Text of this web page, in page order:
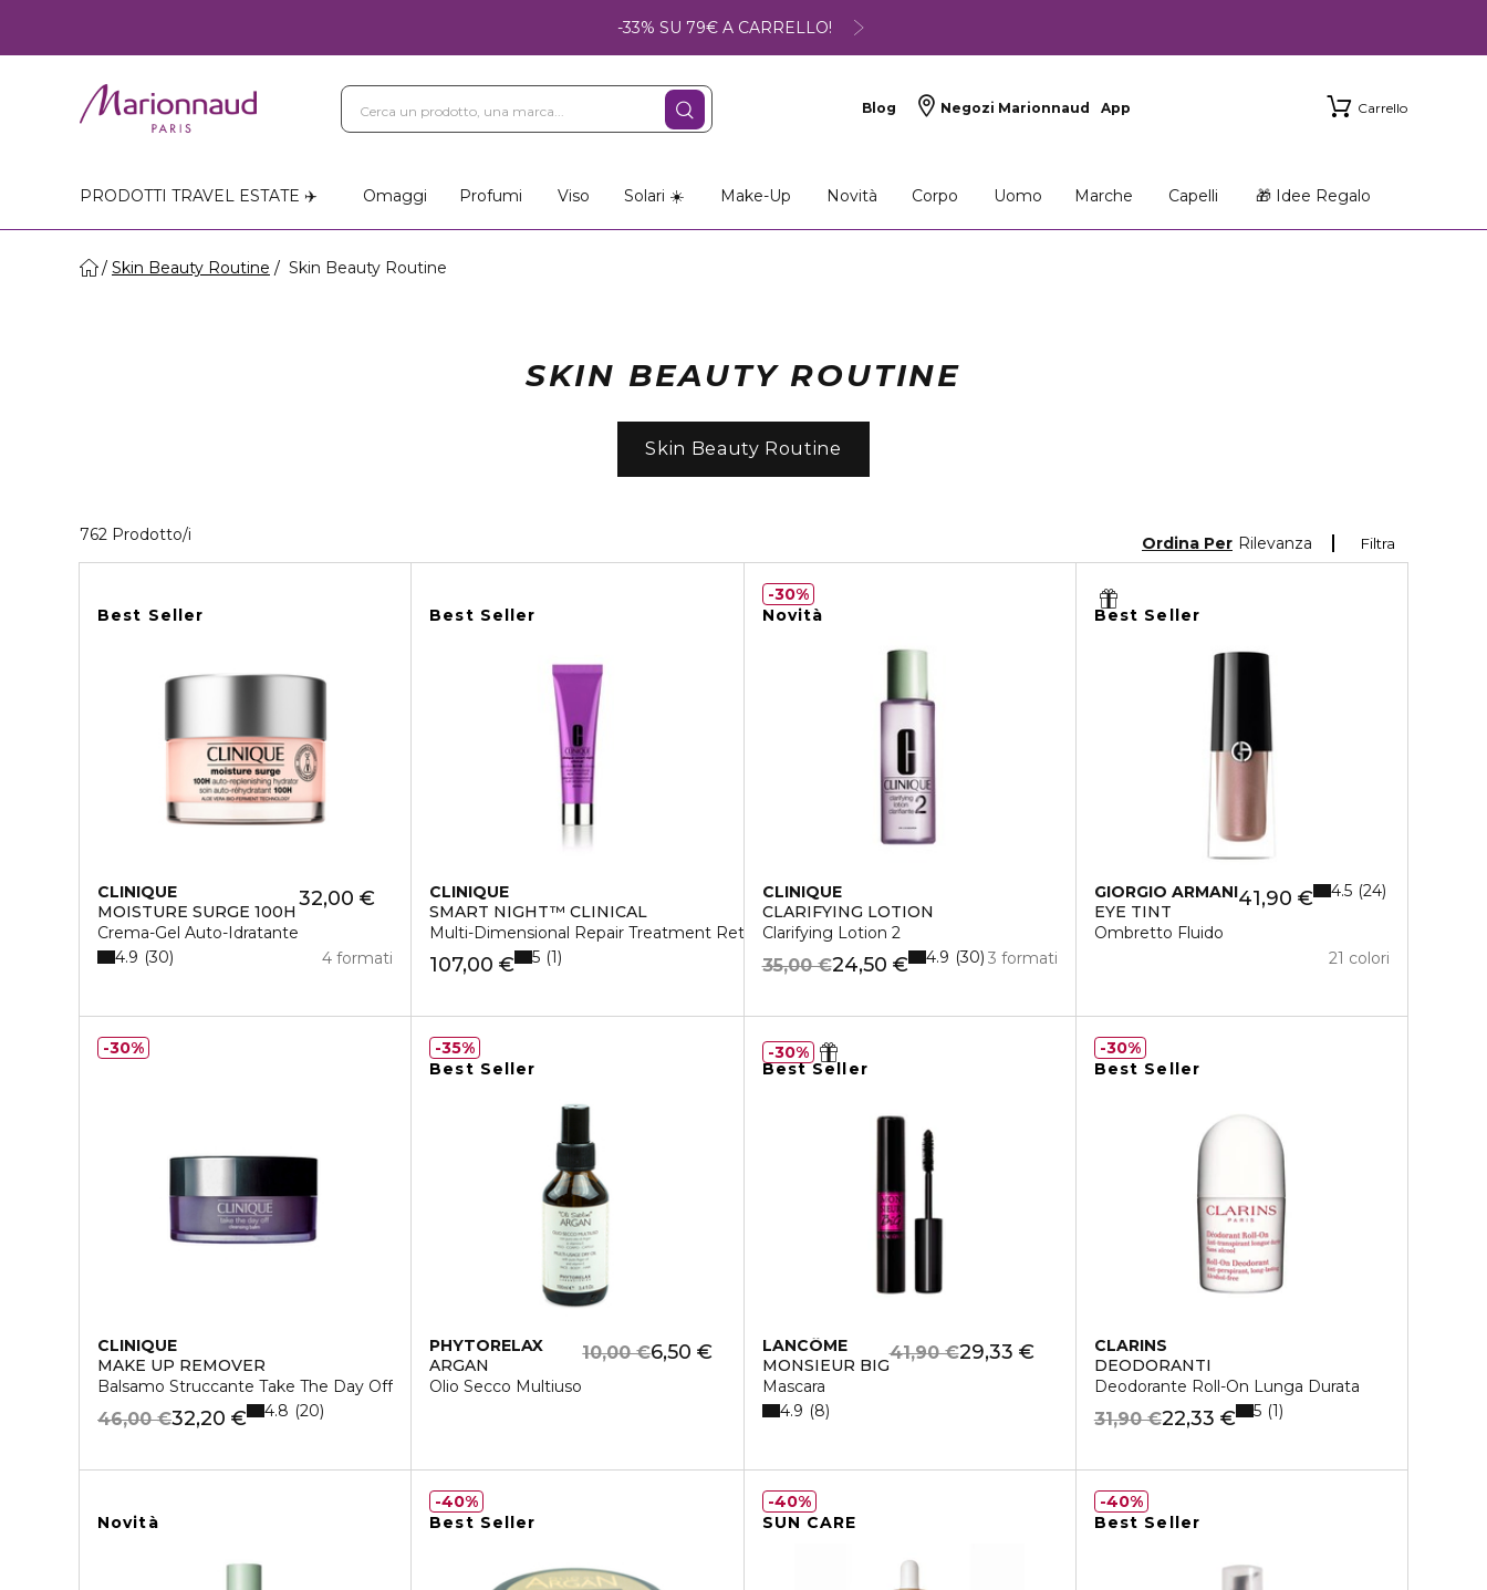
-33% SU 79€ A CARRELLO!
Blog Negozi Marionnaud App Carrello
PRODOTTI TRAVEL ESTATE ✈️ Omaggi Profumi Viso Solari ☀️ Make-Up Novità Corpo Uomo Marche Capelli 🎁 Idee Regalo
Skin Beauty Routine Skin Beauty Routine
SKIN BEAUTY ROUTINE
Skin Beauty Routine
762 Prodotto/i Filtra
Ordina Per Rilevanza
Best Seller
CLINIQUE
MOISTURE SURGE 100H
Crema-Gel Auto-Idratante
32,00 €
4 formati
4.9 30
Best Seller
CLINIQUE
SMART NIGHT™ CLINICAL
Multi-Dimensional Repair Treatment Retinol
107,00 € 5 1
Novità
CLINIQUE
CLARIFYING LOTION
Clarifying Lotion 2
24,50 €
35,00 € 3 formati
4.9 30
30%
Best Seller
GIORGIO ARMANI
EYE TINT
Ombretto Fluido
41,90 €
21 colori
4.5 24
CLINIQUE
MAKE UP REMOVER
Balsamo Struccante Take The Day Off
32,20 €
46,00 € 4.8 20
30%
Best Seller
PHYTORELAX
ARGAN
Olio Secco Multiuso
6,50 €
10,00 €
35%
Best Seller
LANCÔME
MONSIEUR BIG
Mascara
29,33 €
41,90 €
4.9 8
30%
Best Seller
CLARINS
DEODORANTI
Deodorante Roll-On Lunga Durata
22,33 €
31,90 € 5 1
30%
Novità Best Seller
40%
SUN CARE
40%
Best Seller
40%